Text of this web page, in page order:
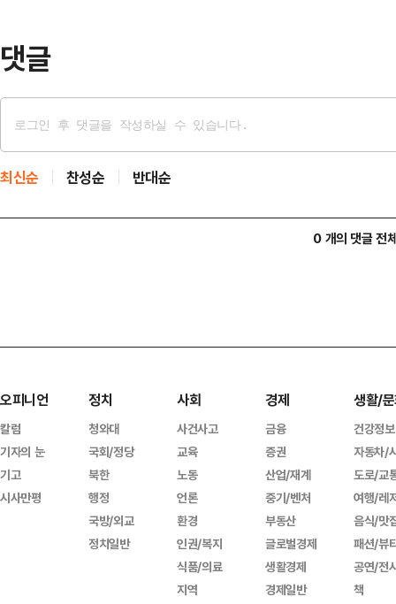
댓글
최신순 찬성순 반대순
0 개의 댓글 전
오피니언
칼럼
기자의 눈
기고
시사만평
정치
청와대
국회/정당
북한
행정
국방/외교
정치일반
사회
사건사고
교육
노동
언론
환경
인권/복지
식품/의료
지역
경제
금융
증권
산업/재계
중기/벤처
부동산
글로벌경제
생활경제
경제일반
생활/
건강정보
자동차/
도로/교
여행/레
음식/맛
패션/뷰
공연/전
책